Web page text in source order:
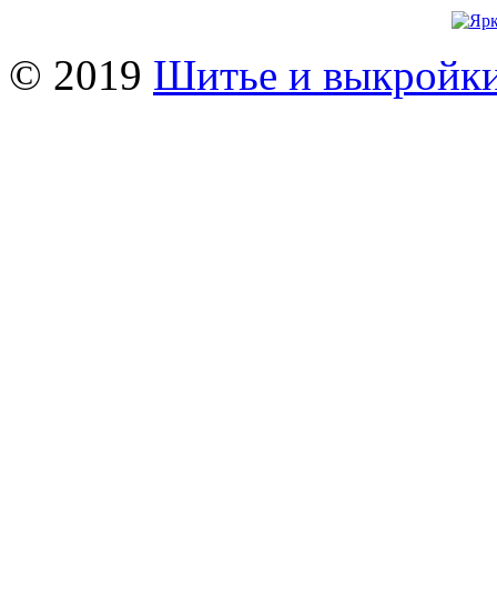
© 2019 Шитье и